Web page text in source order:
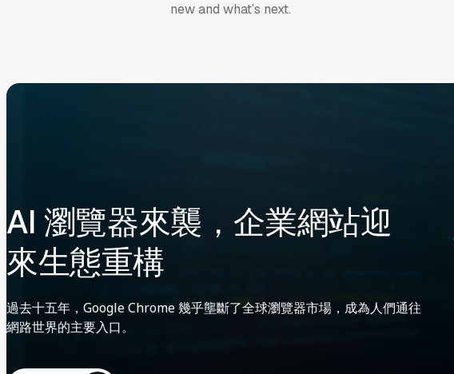
new and what’s next.
AI 瀏覽器來襲，企業網站迎
來生態重構
過去十五年，Google Chrome 幾乎壟斷了全球瀏覽器市場，成為人們通往
網路世界的主要入口。